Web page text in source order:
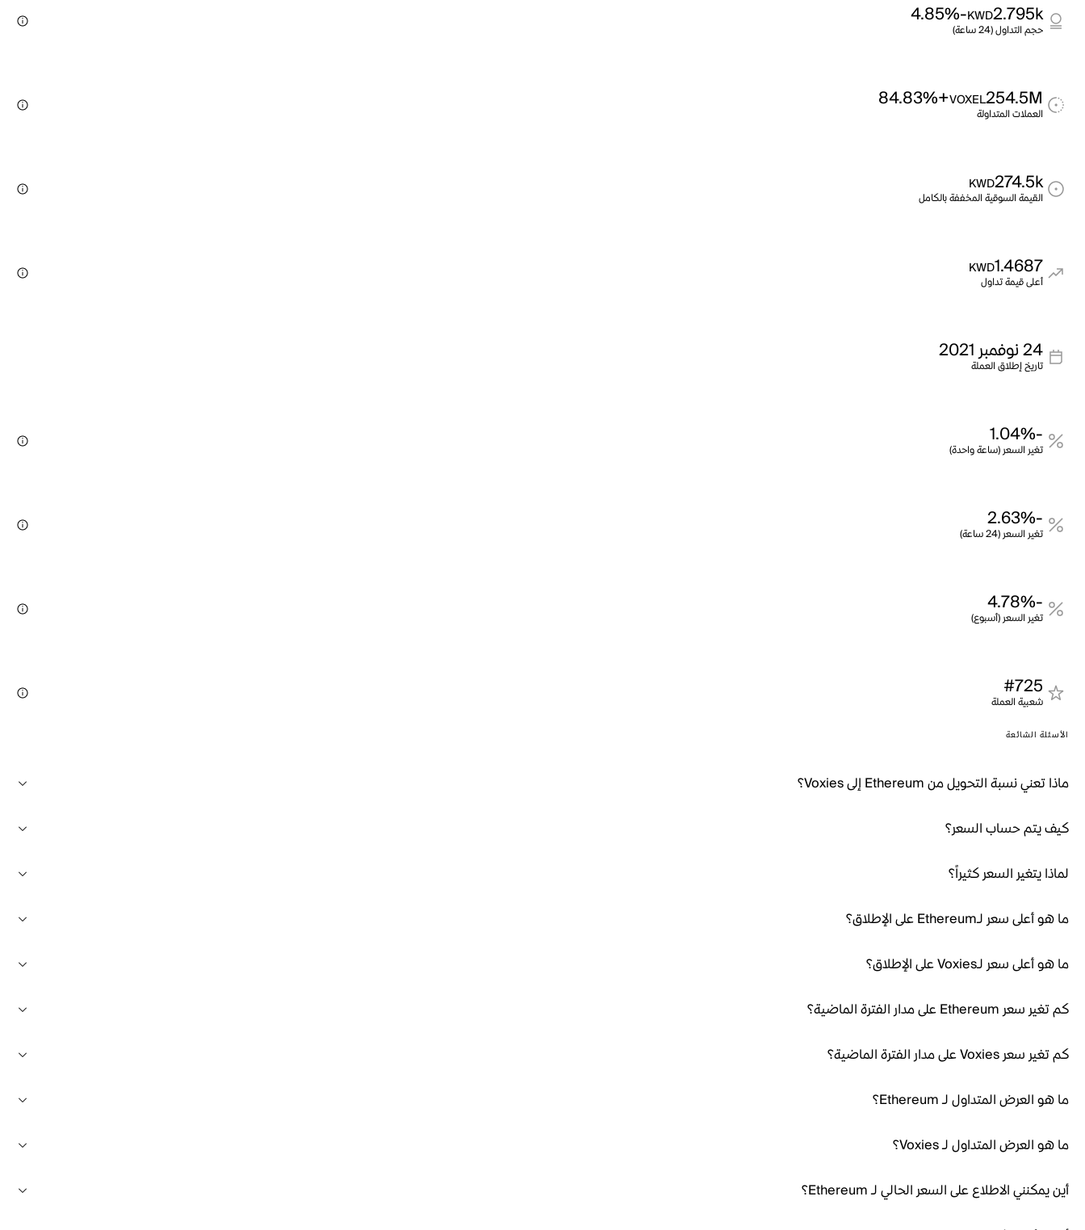
2.795k
KWD
-4.85%
حجم التداول (24 ساعة)
254.5M
VOXEL
+84.83%
العملات المتداولة
274.5k
KWD
القيمة السوقية المخففة بالكامل
1.4687
KWD
أعلى قيمة تداول
24 نوفمبر 2021
تاريخ إطلاق العملة
-1.04%
تغير السعر (ساعة واحدة)
-2.63%
تغير السعر (24 ساعة)
-4.78%
تغير السعر (أسبوع)
#725
شعبية العملة
الأسئلة الشائعة
ماذا تعني نسبة التحويل من Ethereum إلى Voxies؟
كيف يتم حساب السعر؟
لماذا يتغير السعر كثيراً؟
ما هو أعلى سعر لـEthereum على الإطلاق؟
ما هو أعلى سعر لـVoxies على الإطلاق؟
كم تغير سعر Ethereum على مدار الفترة الماضية؟
كم تغير سعر Voxies على مدار الفترة الماضية؟
ما هو العرض المتداول لـ Ethereum؟
ما هو العرض المتداول لـ Voxies؟
أين يمكنني الاطلاع على السعر الحالي لـ Ethereum؟